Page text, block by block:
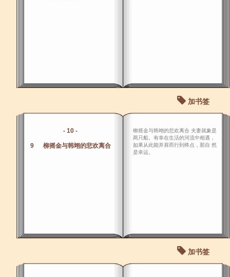
加书签
- 10 -
9 柳摇金与韩翊的悲欢离合
柳摇金与韩翊的悲欢离合 夫妻就象是
两只船。有幸在生活的河流中相遇，
如果从此能并肩而行到终点，那自 然
是幸运。
加书签